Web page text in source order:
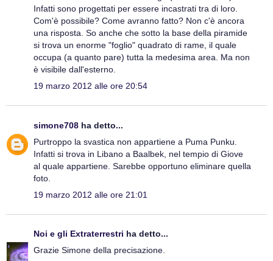
Infatti sono progettati per essere incastrati tra di loro.
Com'è possibile? Come avranno fatto? Non c'è ancora
una risposta. So anche che sotto la base della piramide
si trova un enorme "foglio" quadrato di rame, il quale
occupa (a quanto pare) tutta la medesima area. Ma non
è visibile dall'esterno.
19 marzo 2012 alle ore 20:54
simone708 ha detto...
Purtroppo la svastica non appartiene a Puma Punku.
Infatti si trova in Libano a Baalbek, nel tempio di Giove
al quale appartiene. Sarebbe opportuno eliminare quella
foto.
19 marzo 2012 alle ore 21:01
Noi e gli Extraterrestri ha detto...
Grazie Simone della precisazione.